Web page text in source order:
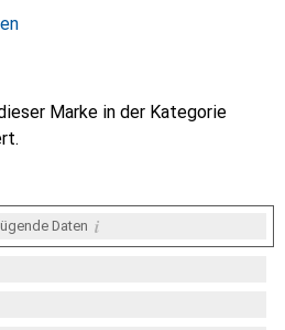
Marke in der Kategorie
Daten i